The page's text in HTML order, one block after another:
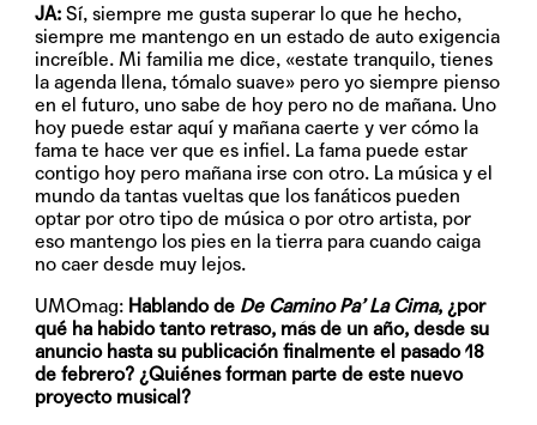
JA: Sí, siempre me gusta superar lo que he hecho,
siempre me mantengo en un estado de auto exigencia
increíble. Mi familia me dice, «estate tranquilo, tienes
la agenda llena, tómalo suave» pero yo siempre pienso
en el futuro, uno sabe de hoy pero no de mañana. Uno
hoy puede estar aquí y mañana caerte y ver cómo la
fama te hace ver que es infiel. La fama puede estar
contigo hoy pero mañana irse con otro. La música y el
mundo da tantas vueltas que los fanáticos pueden
optar por otro tipo de música o por otro artista, por
eso mantengo los pies en la tierra para cuando caiga
no caer desde muy lejos.
UMOmag: Hablando de De Camino Pa’ La Cima, ¿por
qué ha habido tanto retraso, más de un año, desde su
anuncio hasta su publicación finalmente el pasado 18
de febrero? ¿Quiénes forman parte de este nuevo
proyecto musical?